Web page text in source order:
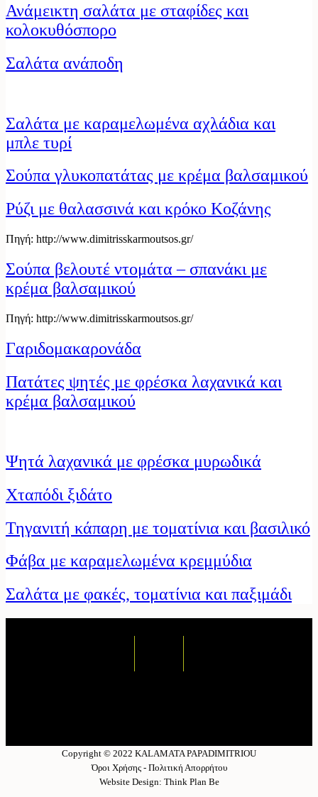
Ανάμεικτη σαλάτα με σταφίδες και
κολοκυθόσπορο
Σαλάτα ανάποδη
Σαλάτα με καραμελωμένα αχλάδια και
μπλε τυρί
Σούπα γλυκοπατάτας με κρέμα βαλσαμικού
Ρύζι με θαλασσινά και κρόκο Κοζάνης
Πηγή: http://www.dimitrisskarmoutsos.gr/
Σούπα βελουτέ ντομάτα – σπανάκι με
κρέμα βαλσαμικού
Πηγή: http://www.dimitrisskarmoutsos.gr/
Γαριδομακαρονάδα
Πατάτες ψητές με φρέσκα λαχανικά και
κρέμα βαλσαμικού
Ψητά λαχανικά με φρέσκα μυρωδικά
Χταπόδι ξιδάτο
Τηγανιτή κάπαρη με τοματίνια και βασιλικό
Φάβα με καραμελωμένα κρεμμύδια
Σαλάτα με φακές, τοματίνια και παξιμάδι
Copyright © 2022 KALAMATA PAPADIMITRIOU
Όροι Χρήσης - Πολιτική Απορρήτου
Website Design: Think Plan Be